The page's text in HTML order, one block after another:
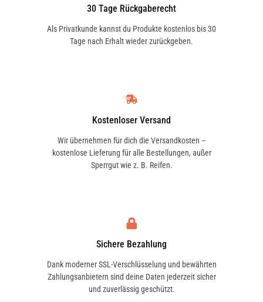
30 Tage Rückgaberecht
Als Privatkunde kannst du Produkte kostenlos bis 30
Tage nach Erhalt wieder zurückgeben.
Kostenloser Versand
Wir übernehmen für dich die Versandkosten –
kostenlose Lieferung für alle Bestellungen, außer
Sperrgut wie z. B. Reifen.
Sichere Bezahlung
Dank moderner SSL-Verschlüsselung und bewährten
Zahlungsanbietern sind deine Daten jederzeit sicher
und zuverlässig geschützt.